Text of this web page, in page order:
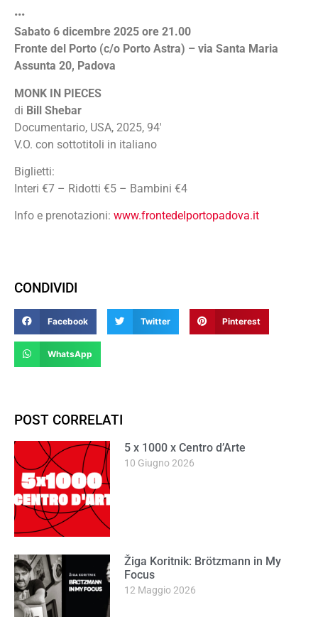
•••
Sabato 6 dicembre 2025 ore 21.00
Fronte del Porto (c/o Porto Astra) – via Santa Maria
Assunta 20, Padova
MONK IN PIECES
di Bill Shebar
Documentario, USA, 2025, 94′
V.O. con sottotitoli in italiano
Biglietti:
Interi €7 – Ridotti €5 – Bambini €4
Info e prenotazioni: www.frontedelportopadova.it
CONDIVIDI
Facebook Twitter Pinterest
WhatsApp
POST CORRELATI
5 x 1000 x Centro d’Arte
10 Giugno 2026
Žiga Koritnik: Brötzmann in My
Focus
12 Maggio 2026